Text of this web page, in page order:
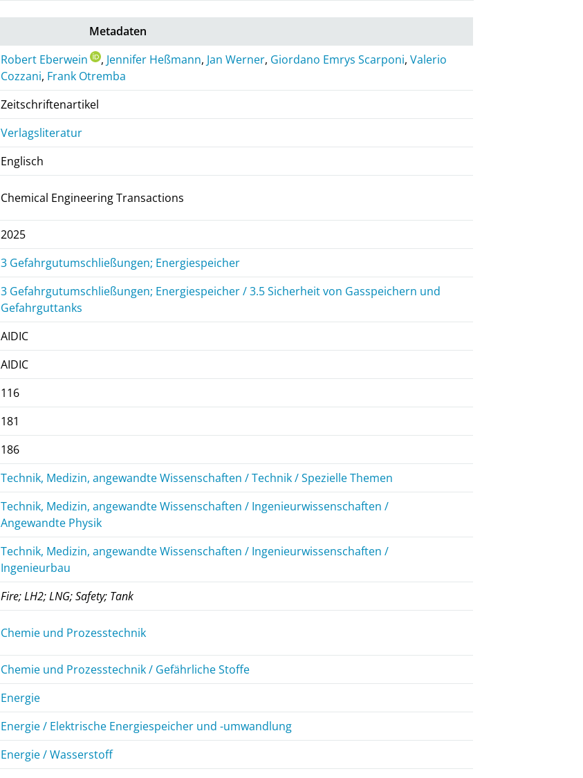
Metadaten
Robert Eberwein , Jennifer Heßmann, Jan Werner, Giordano Emrys Scarponi,Valerio
Cozzani, Frank Otremba
Zeitschriftenartikel
Verlagsliteratur
Englisch
Chemical Engineering Transactions
2025
3 Gefahrgutumschließungen; Energiespeicher
3 Gefahrgutumschließungen; Energiespeicher / 3.5 Sicherheit von Gasspeichern und
Gefahrguttanks
AIDIC
AIDIC
116
181
186
Technik, Medizin, angewandte Wissenschaften / Technik / Spezielle Themen
Technik, Medizin, angewandte Wissenschaften / Ingenieurwissenschaften /
Angewandte Physik
Technik, Medizin, angewandte Wissenschaften / Ingenieurwissenschaften /
Ingenieurbau
Fire; LH2; LNG; Safety; Tank
Chemie und Prozesstechnik
Chemie und Prozesstechnik / Gefährliche Stoffe
Energie
Energie / Elektrische Energiespeicher und -umwandlung
Energie / Wasserstoff